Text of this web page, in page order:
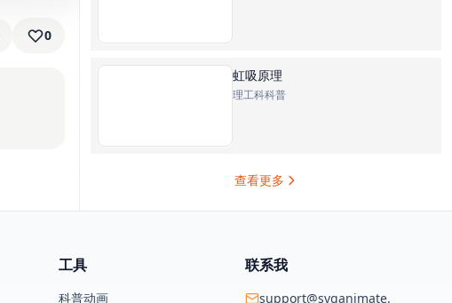
0
虹吸原理
理工科科普
查看更多
工具
科普动画
联系我
support@svganimate.